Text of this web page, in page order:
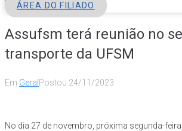
ÁREA DO FILIADO
Assufsm terá reunião no
transporte da UFSM
Em Geral Postou 24/11/2023
No dia 27 de novembro, próxima segunda-